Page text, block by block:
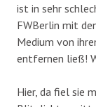
ist in sehr
FWBerlin mit
Medium von
entfernen ließ!
Hier, da fiel sie